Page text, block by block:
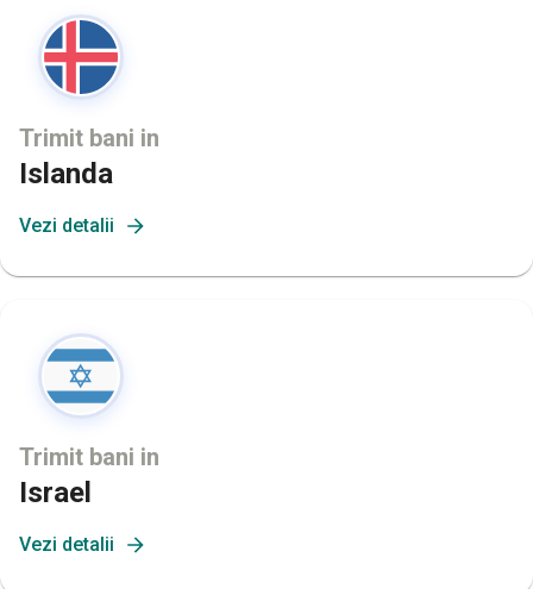
Trimit bani in
Islanda
Vezi detalii
Trimit bani in
Israel
Vezi detalii